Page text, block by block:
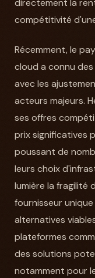
directement la
compétitivité
Récemment, le
cloud a connu
avec les
acteurs majeurs.
ses offres
prix significatives
poussant de
leurs choix
lumière la fragilité
fournisseur
alternatives
plateformes
des solutions
notamment pour